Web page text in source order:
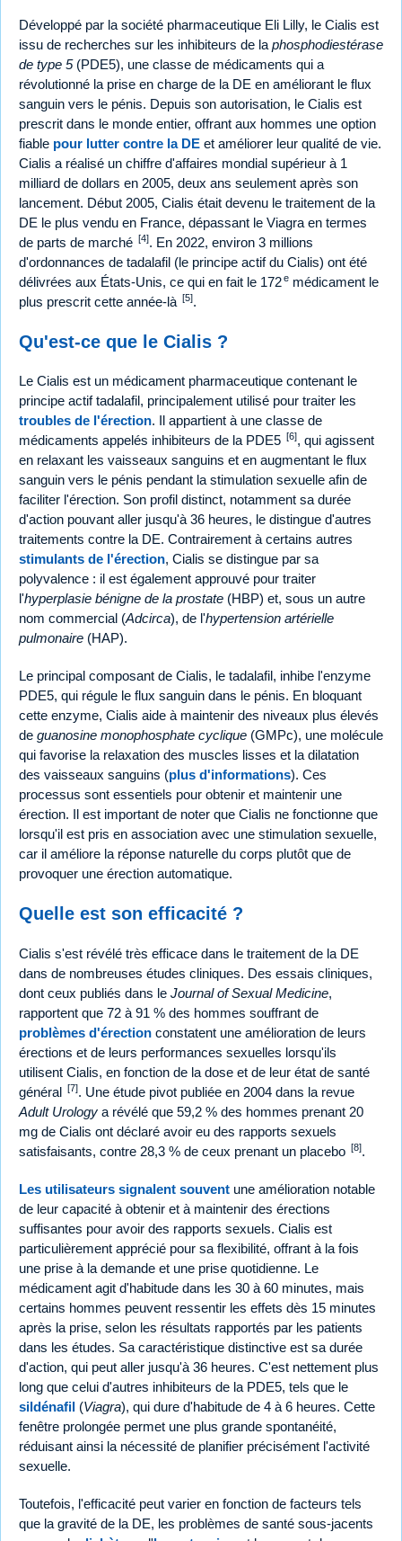
Développé par la société pharmaceutique Eli Lilly, le Cialis est
issu de recherches sur les inhibiteurs de la phosphodiestérase
de type 5(PDE5), une classe de médicaments qui a
révolutionné la prise en charge de la DE en améliorant le flux
sanguin vers le pénis. Depuis son autorisation, le Cialis est
prescrit dans le monde entier, offrant aux hommes une option
fiable pour lutter contre la DE et améliorer leur qualité de vie.
Cialis a réalisé un chiffre d'affaires mondial supérieur à 1
milliard de dollars en 2005, deux ans seulement après son
lancement. Début 2005, Cialis était devenu le traitement de la
DE le plus vendu en France, dépassant le Viagra en termes
de parts de marché [4]. En 2022, environ 3 millions
d'ordonnances de tadalafil (le principe actif du Cialis) ont été
délivrées aux États-Unis, ce qui en fait le 172e médicament le
plus prescrit cette année-là [5].
Qu'est-ce que le Cialis ?
Le Cialis est un médicament pharmaceutique contenant le
principe actif tadalafil, principalement utilisé pour traiter les
troubles de l'érection. Il appartient à une classe de
médicaments appelés inhibiteurs de la PDE5 [6], qui agissent
en relaxant les vaisseaux sanguins et en augmentant le flux
sanguin vers le pénis pendant la stimulation sexuelle afin de
faciliter l'érection. Son profil distinct, notamment sa durée
d'action pouvant aller jusqu'à 36 heures, le distingue d'autres
traitements contre la DE. Contrairement à certains autres
stimulants de l'érection, Cialis se distingue par sa
polyvalence : il est également approuvé pour traiter
l'hyperplasie bénigne de la prostate (HBP) et, sous un autre
nom commercial (Adcirca), de l'hypertension artérielle
pulmonaire (HAP).
Le principal composant de Cialis, le tadalafil, inhibe l'enzyme
PDE5, qui régule le flux sanguin dans le pénis. En bloquant
cette enzyme, Cialis aide à maintenir des niveaux plus élevés
de guanosine monophosphate cyclique (GMPc), une molécule
qui favorise la relaxation des muscles lisses et la dilatation
des vaisseaux sanguins (plus d'informations). Ces
processus sont essentiels pour obtenir et maintenir une
érection. Il est important de noter que Cialis ne fonctionne que
lorsqu'il est pris en association avec une stimulation sexuelle,
car il améliore la réponse naturelle du corps plutôt que de
provoquer une érection automatique.
Quelle est son efficacité ?
Cialis s'est révélé très efficace dans le traitement de la DE
dans de nombreuses études cliniques. Des essais cliniques,
dont ceux publiés dans le Journal of Sexual Medicine,
rapportent que 72 à 91 % des hommes souffrant de
problèmes d'érection constatent une amélioration de leurs
érections et de leurs performances sexuelles lorsqu'ils
utilisent Cialis, en fonction de la dose et de leur état de santé
général [7]. Une étude pivot publiée en 2004 dans la revue
Adult Urology a révélé que 59,2 % des hommes prenant 20
mg de Cialis ont déclaré avoir eu des rapports sexuels
satisfaisants, contre 28,3 % de ceux prenant un placebo [8].
Les utilisateurs signalent souvent une amélioration notable
de leur capacité à obtenir et à maintenir des érections
suffisantes pour avoir des rapports sexuels. Cialis est
particulièrement apprécié pour sa flexibilité, offrant à la fois
une prise à la demande et une prise quotidienne. Le
médicament agit d'habitude dans les 30 à 60 minutes, mais
certains hommes peuvent ressentir les effets dès 15 minutes
après la prise, selon les résultats rapportés par les patients
dans les études. Sa caractéristique distinctive est sa durée
d'action, qui peut aller jusqu'à 36 heures. C'est nettement plus
long que celui d'autres inhibiteurs de la PDE5, tels que le
sildénafil (Viagra), qui dure d'habitude de 4 à 6 heures. Cette
fenêtre prolongée permet une plus grande spontanéité,
réduisant ainsi la nécessité de planifier précisément l'activité
sexuelle.
Toutefois, l'efficacité peut varier en fonction de facteurs tels
que la gravité de la DE, les problèmes de santé sous-jacents